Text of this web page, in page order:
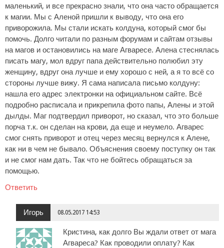
маленький, и все прекрасно знали, что она часто обращается
к магии. Мы с Аленой пришли к выводу, что она его
приворожила. Мы стали искать колдуна, который смог бы
помочь. Долго читали по разным форумам и сайтам отзывы
на магов и остановились на маге Агваресе. Алена стеснялась
писать магу, мол вдруг папа действительно полюбил эту
женщину, вдруг она лучше и ему хорошо с ней, а я то всё со
стороны лучше вижу. Я сама написала письмо колдуну:
нашла его адрес электронки на официальном сайте. Всё
подробно расписала и прикрепила фото папы, Алены и этой
дылды. Маг подтвердил приворот, но сказал, что это больше
порча т.к. он сделан на крови, да еще и неумело. Агварес
смог снять приворот и отец через месяц вернулся к Алене,
как ни в чем не бывало. Объяснения своему поступку он так
и не смог нам дать. Так что не бойтесь обращаться за
помощью.
Ответить
Игорь 08.05.2017 14:53
Кристина, как долго Вы ждали ответ от мага
Агвареса? Как проводили оплату? Как